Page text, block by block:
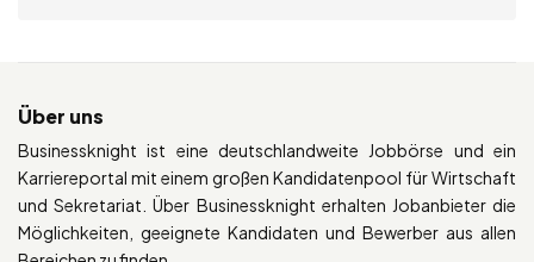
Über uns
Businessknight ist eine deutschlandweite Jobbörse und ein
Karriereportal mit einem großen Kandidatenpool für Wirtschaft
und Sekretariat. Über Businessknight erhalten Jobanbieter die
Möglichkeiten, geeignete Kandidaten und Bewerber aus allen